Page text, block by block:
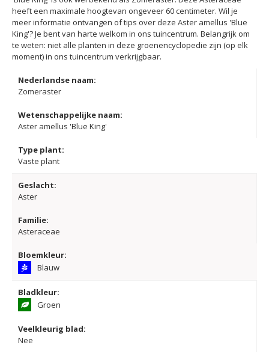
heeft een maximale hoogtevan ongeveer 60 centimeter. Wil je
meer informatie ontvangen of tips over deze Aster amellus 'Blue
King'? Je bent van harte welkom in ons tuincentrum. Belangrijk om
te weten: niet alle planten in deze groenencyclopedie zijn (op elk
moment) in ons tuincentrum verkrijgbaar.
Nederlandse naam:
Zomeraster
Wetenschappelijke naam:
Aster amellus 'Blue King'
Type plant:
Vaste plant
Geslacht:
Aster
Familie:
Asteraceae
Bloemkleur:
Blauw
Bladkleur:
Groen
Veelkleurig blad:
Nee